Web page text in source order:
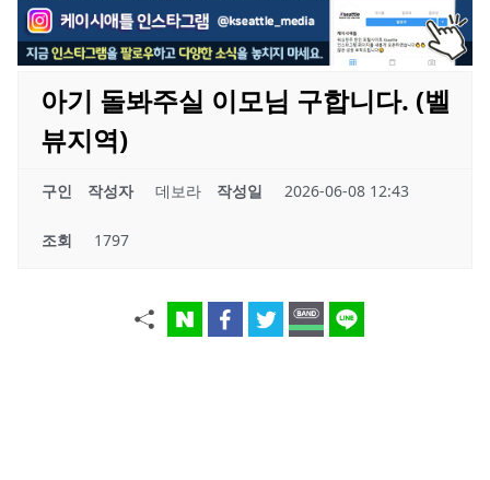
아기 돌봐주실 이모님 구합니다. (벨
뷰지역)
구인 작성자 데보라 작성일 2026-06-08 12:43
조회 1797